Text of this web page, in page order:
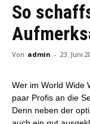
So
Von admin - 23. Juni
Wer im World Wide
paar Profis an die
Denn neben der